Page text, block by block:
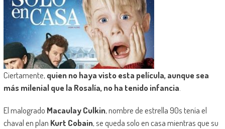
Ciertamente, quien no haya visto esta película, aunque sea
másmilenialque la Rosalía, no ha tenido infancia.
El malogrado MacaulayCulkin, nombre de estrella90s tenía el
chaval en plan Kurt Cobain, se queda solo en casa mientrasquesu